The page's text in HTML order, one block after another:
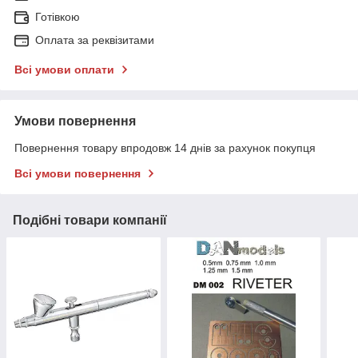
Готівкою
Оплата за реквізитами
Всі умови оплати
Умови повернення
Повернення товару впродовж 14 днів за рахунок покупця
Всі умови повернення
Подібні товари компанії